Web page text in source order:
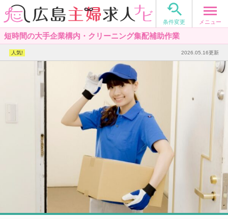

条件変更 メニュー
短時間の大手企業構内・クリーニング集配補助作業
2026.05.16更新